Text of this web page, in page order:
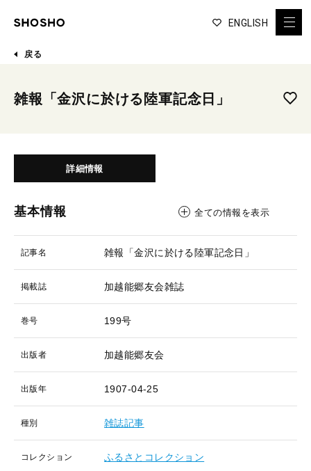
ENGLISH
戻る
雑報「金沢に於ける陸軍記念日」
詳細情報
基本情報 全ての情報を表示
記事名 雑報「金沢に於ける陸軍記念日」
掲載誌 加越能郷友会雑誌
巻号 199号
出版者 加越能郷友会
出版年 1907-04-25
種別 雑誌記事
コレクション ふるさとコレクション